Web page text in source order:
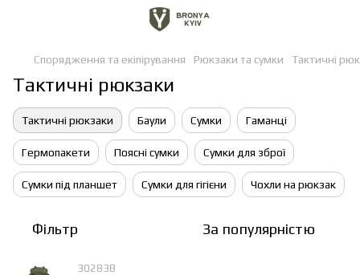
Спорядження та екіпірування Рюкзаки та сумки Тактичні
Тактичні рюкзаки
Тактичні рюкзаки Баули Сумки Гаманці
Гермопакети Поясні сумки Сумки для зброї
Сумки під планшет Сумки для гігієни Чохли на рюкзак
Фільтр За популярністю
30283В